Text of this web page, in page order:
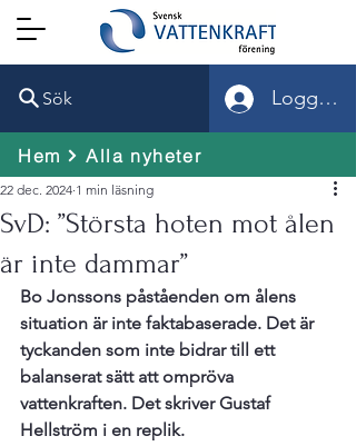
Sök Logga in
Hem Alla nyheter
SvD: ”Största hoten mot ålen
är inte dammar”
22 dec. 2024 1 min läsning
Bo Jonssons påståenden om ålens
situation är inte faktabaserade. Det är
tyckanden som inte bidrar till ett
balanserat sätt att ompröva
vattenkraften. Det skriver Gustaf
Hellström i en replik.